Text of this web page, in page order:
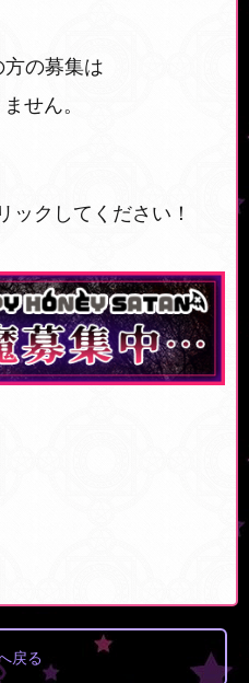
の募集は
せん。
ックしてください！
戻る